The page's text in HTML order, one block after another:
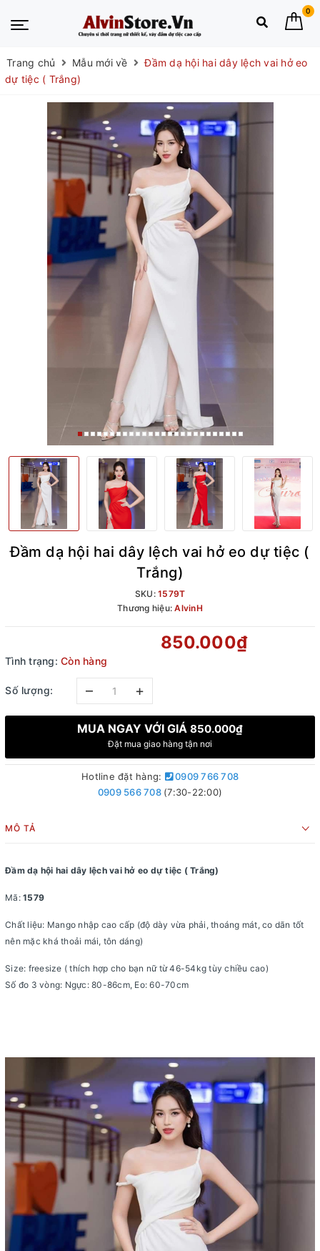
0
Trang chủ Mẫu mới về
Đầm dạ hội hai dây lệch vai hở eo
dự tiệc ( Trắng)
Đầm dạ hội hai dây lệch vai hở eo dự tiệc (
Trắng)
SKU: 1579T
Thương hiệu:AlvinH
850.000₫
Tình trạng: Còn hàng
Số lượng: – +
MUA NGAY VỚI GIÁ 850.000₫
Đặt mua giao hàng tận nơi
Hotline đặt hàng:
0909 766 708
0909 566 708 (7:30-22:00)
MÔ TẢ
Đầm dạ hội hai dây lệch vai hở eo dự tiệc ( Trắng)
Mã: 1579
Chất liệu: Mango nhập cao cấp (độ dày vừa phải, thoáng mát, co dãn tốt
nên mặc khá thoải mái, tôn dáng)
Size: freesize ( thích hợp cho bạn nữ từ 46-54kg tùy chiều cao)
Số đo 3 vòng: Ngực: 80-86cm, Eo: 60-70cm